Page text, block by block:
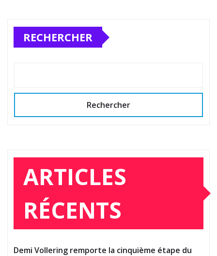
RECHERCHER
Rechercher
ARTICLES
RÉCENTS
Demi Vollering remporte la cinquième étape du